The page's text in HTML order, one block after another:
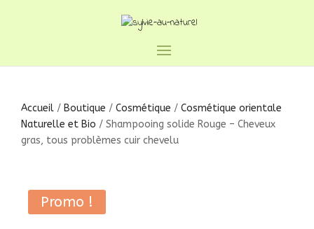
Accueil / Boutique / Cosmétique / Cosmétique orientale
Naturelle et Bio / Shampooing solide Rouge – Cheveux
gras, tous problèmes cuir chevelu
Promo !